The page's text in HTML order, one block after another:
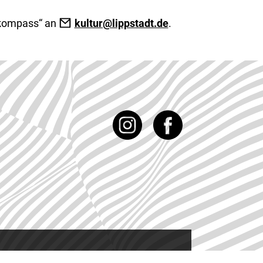
an kultur@lippstadt.de.
InstagramFacebook